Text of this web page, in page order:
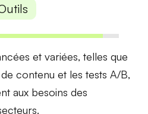
et variées, telles que
contenu et les tests A/B,
aux besoins des